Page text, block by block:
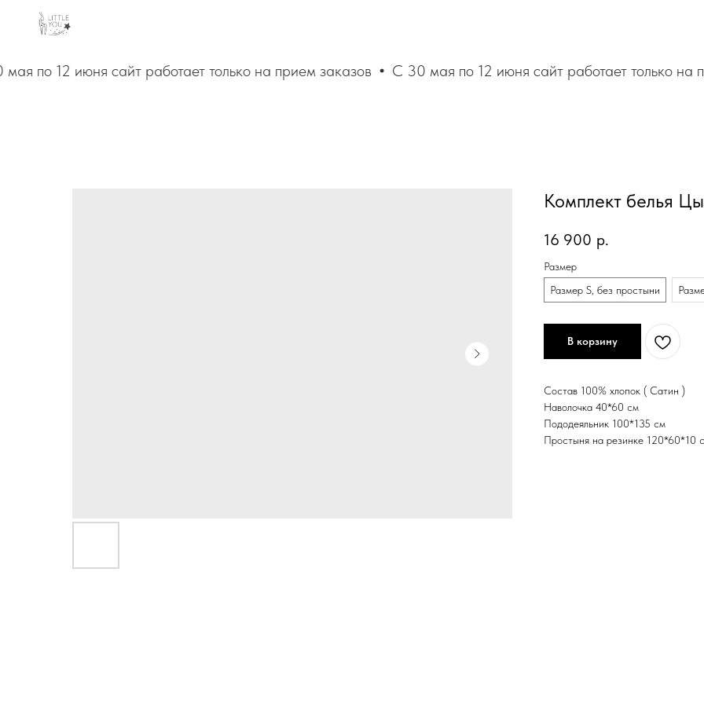
по 12 июня сайт работает только на прием заказов С 30 мая по 12 июня сайт работает только на
Комплект белья
16 900 р.
Размер
Размер S, без простыни
В корзину
Состав 100% хлопок ( Сатин )
Наволочка 40*60 см
Пододеяльник 100*135 см
Простыня на резинке 120*60*10